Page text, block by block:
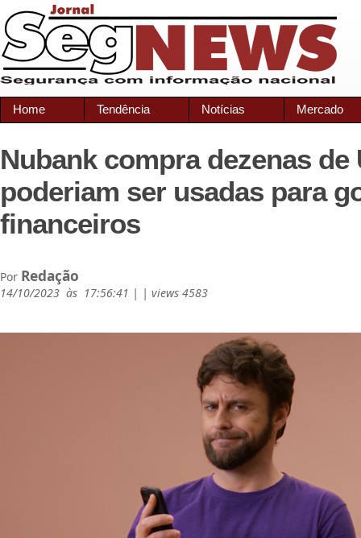
Home Tendência Notícias Mercado
Nubank compra dezenas de
poderiam ser usadas para
financeiros
Por Redação
14/10/2023 às 17:56:41 | | views 4583